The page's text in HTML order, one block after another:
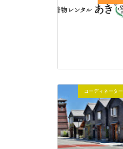
コーディネーター